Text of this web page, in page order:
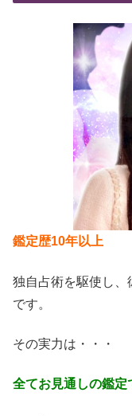
鑑定歴10年以上
独自占術を駆使し、
です。
その実力は・・・
全てお見通しの鑑定